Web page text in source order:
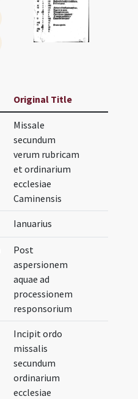
Original Title
Missale
secundum
verum rubricam
et ordinarium
ecclesiae
Caminensis
Ianuarius
Post
aspersionem
aquae ad
processionem
responsorium
Incipit ordo
missalis
secundum
ordinarium
ecclesiae